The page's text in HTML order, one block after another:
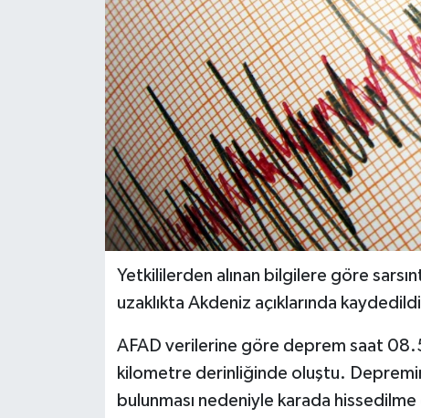
Yetkililerden alınan bilgilere göre
uzaklıkta Akdeniz açıklarında
AFAD verilerine göre deprem saat
kilometre derinliğinde oluştu.
bulunması nedeniyle karada
ÖZEL HABER
SAĞLIK
TEKNOLOJİ
TİCARET